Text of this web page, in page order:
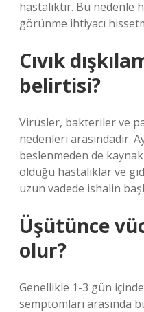
hastalıktır. Bu
görünme ihtiyacı
Cıvık
belirtisi?
Virüsler, bakteriler ve
nedenleri arasındadır.
beslenmeden de
olduğu hastalıklar ve
uzun vadede ishalin
Üşütünce
olur?
Genellikle 1-3 gün içinde
semptomları arasında